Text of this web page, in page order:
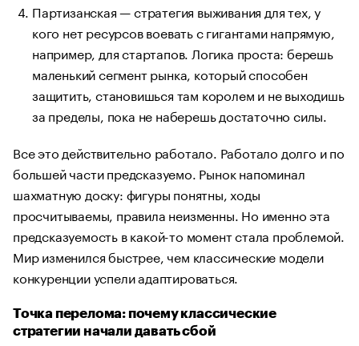
Партизанская — стратегия выживания для тех, у
кого нет ресурсов воевать с гигантами напрямую,
например, для стартапов. Логика проста: берешь
маленький сегмент рынка, который способен
защитить, становишься там королем и не выходишь
за пределы, пока не наберешь достаточно силы.
Все это действительно работало. Работало долго и по
большей части предсказуемо. Рынок напоминал
шахматную доску: фигуры понятны, ходы
просчитываемы, правила неизменны. Но именно эта
предсказуемость в какой-то момент стала проблемой.
Мир изменился быстрее, чем классические модели
конкуренции успели адаптироваться.
Точка перелома: почему классические
стратегии начали давать сбой